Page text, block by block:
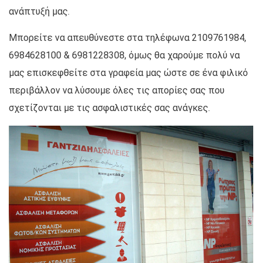
ανάπτυξή μας.
Μπορείτε να απευθύνεστε στα τηλέφωνα 2109761984,
6984628100 & 6981228308, όμως θα χαρούμε πολύ να
μας επισκεφθείτε στα γραφεία μας ώστε σε ένα φιλικό
περιβάλλον να λύσουμε όλες τις απορίες σας που
σχετίζονται με τις ασφαλιστικές σας ανάγκες.